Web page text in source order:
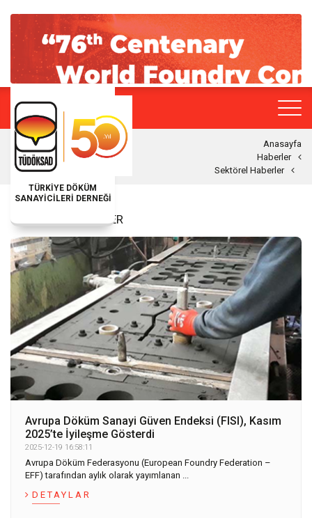
TÜRKİYE DÖKÜM
SANAYİCİLERİ DERNEĞİ
Anasayfa
Haberler
Sektörel Haberler
SEKTÖREL HABERLER
Avrupa Döküm Sanayi Güven Endeksi (FISI), Kasım
2025’te İyileşme Gösterdi
2025-12-19 16:58:11
Avrupa Döküm Federasyonu (European Foundry Federation –
EFF) tarafından aylık olarak yayımlanan ...
DETAYLAR